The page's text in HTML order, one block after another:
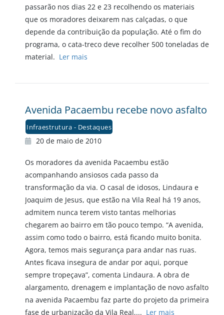
passarão nos dias 22 e 23 recolhendo os materiais
que os moradores deixarem nas calçadas, o que
depende da contribuição da população. Até o fim do
programa, o cata-treco deve recolher 500 toneladas de
material. Ler mais
Avenida Pacaembu recebe novo asfalto
Infraestrutura - Destaques
20 de maio de 2010
Os moradores da avenida Pacaembu estão
acompanhando ansiosos cada passo da
transformação da via. O casal de idosos, Lindaura e
Joaquim de Jesus, que estão na Vila Real há 19 anos,
admitem nunca terem visto tantas melhorias
chegarem ao bairro em tão pouco tempo. “A avenida,
assim como todo o bairro, está ficando muito bonita.
Agora, temos mais segurança para andar nas ruas.
Antes ficava insegura de andar por aqui, porque
sempre tropeçava”, comenta Lindaura. A obra de
alargamento, drenagem e implantação de novo asfalto
na avenida Pacaembu faz parte do projeto da primeira
fase de urbanização da Vila Real,... Ler mais